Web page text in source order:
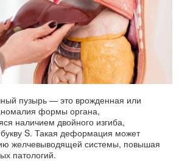
пузырь — это врожденная или
формы органа,
наличием двойного изгиба,
S. Такая деформация может
желчевыводящей системы, повышая
патологий.